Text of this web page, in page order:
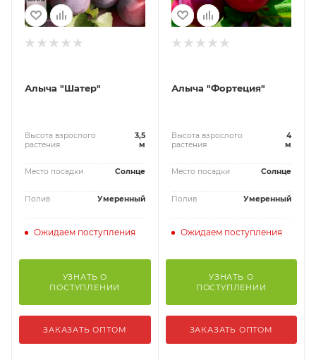
Алыча "Шатер"
Высота взрослого
растения
3,5
м
Место посадки Солнце
Полив Умеренный
Ожидаем поступления
УЗНАТЬ О
ПОСТУПЛЕНИИ
ЗАКАЗАТЬ ОПТОМ
Алыча "Фортеция"
Высота взрослого
растения
4
м
Место посадки Солнце
Полив Умеренный
Ожидаем поступления
УЗНАТЬ О
ПОСТУПЛЕНИИ
ЗАКАЗАТЬ ОПТОМ